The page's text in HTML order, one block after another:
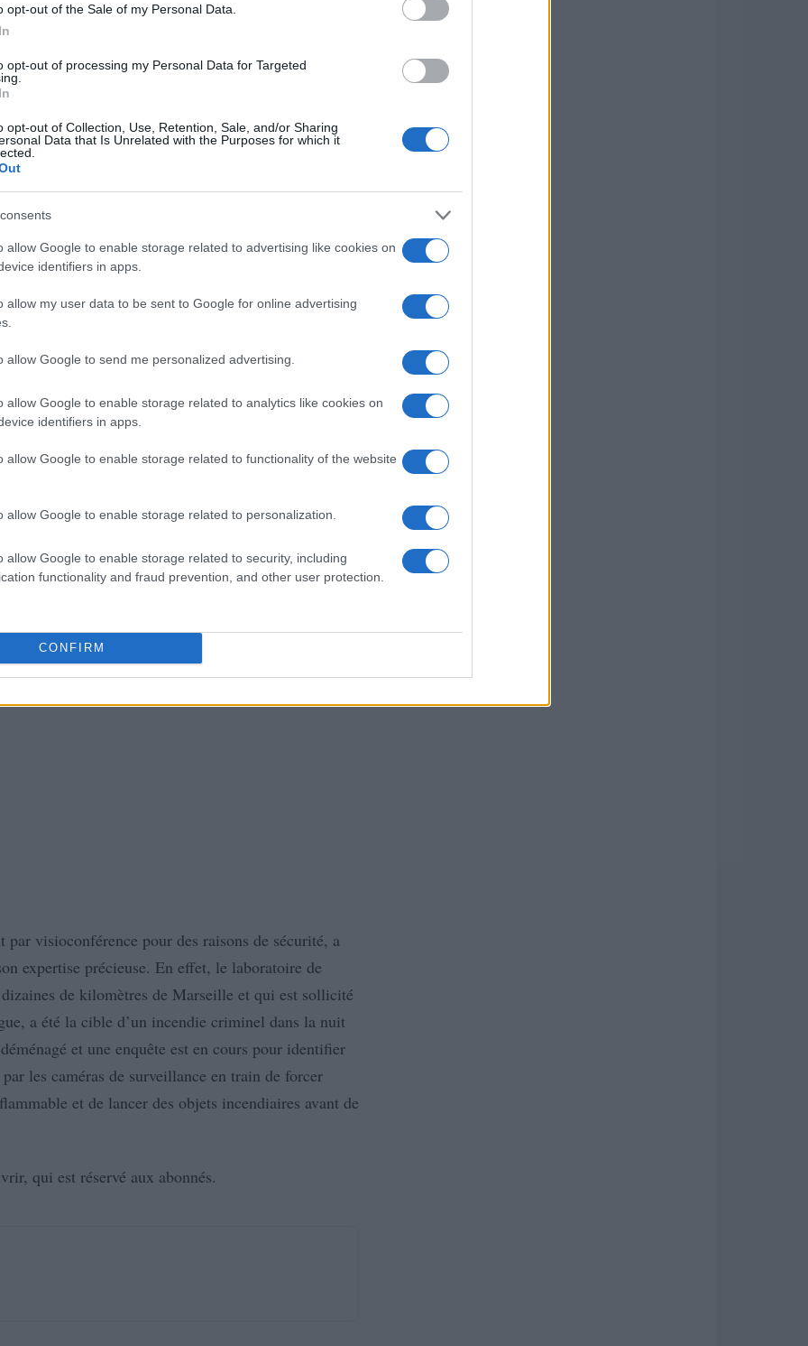
opt-out of the Sale of my Personal Data.
opt-out of processing my Personal Data for Targeted
opt-out of Collection, Use, Retention, Sale, and/or Sharing
Data that Is Unrelated with the Purposes for which it
allow Google to enable storage related to advertising like cookies on
identifiers in apps.
allow my user data to be sent to Google for online advertising
allow Google to send me personalized advertising.
allow Google to enable storage related to analytics like cookies on
identifiers in apps.
allow Google to enable storage related to functionality of the website
allow Google to enable storage related to personalization.
allow Google to enable storage related to security, including
functionality and fraud prevention, and other user protection.
CONFIRM
huit de ces années en captivité, a renommé ses
de rester dans sa cellule à la prison des
de son avocat, Maître Hedi Dakhlaoui, pour
président Jean-Yves Martorano a sobrement noté ce
Le témoin du jour a donc été appelé, l’expert
dans le traitement des données
pour récupérer les informations supprimées et
ou des clés USB. Mais dans le cas du double
que ni les enquêteurs ni les juges d’instruction
des téléphones jugés inviolables ont été
perquisition ou d’une arrestation liée à une affaire
dont les frères Guazzelli, Richard et Christophe.
les contenus de leurs messages qui révèlent
d’une valeur de plusieurs dizaines de
leur implication dans une vendetta
2017. Pour cette affaire, ils ont été reconnus
et dix ans de prison en appel en juin 2023.
visioconférence pour des raisons de sécurité, a
expertise précieuse. En effet, le laboratoire de
de kilomètres de Marseille et qui est sollicité
a été la cible d’un incendie criminel dans la nuit
et une enquête est en cours pour identifier
les caméras de surveillance en train de forcer
et de lancer des objets incendiaires avant de
qui est réservé aux abonnés.